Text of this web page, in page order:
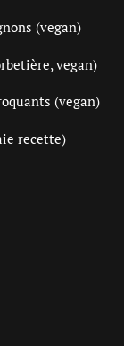
(vegan)
vegan)
(vegan)
recette)